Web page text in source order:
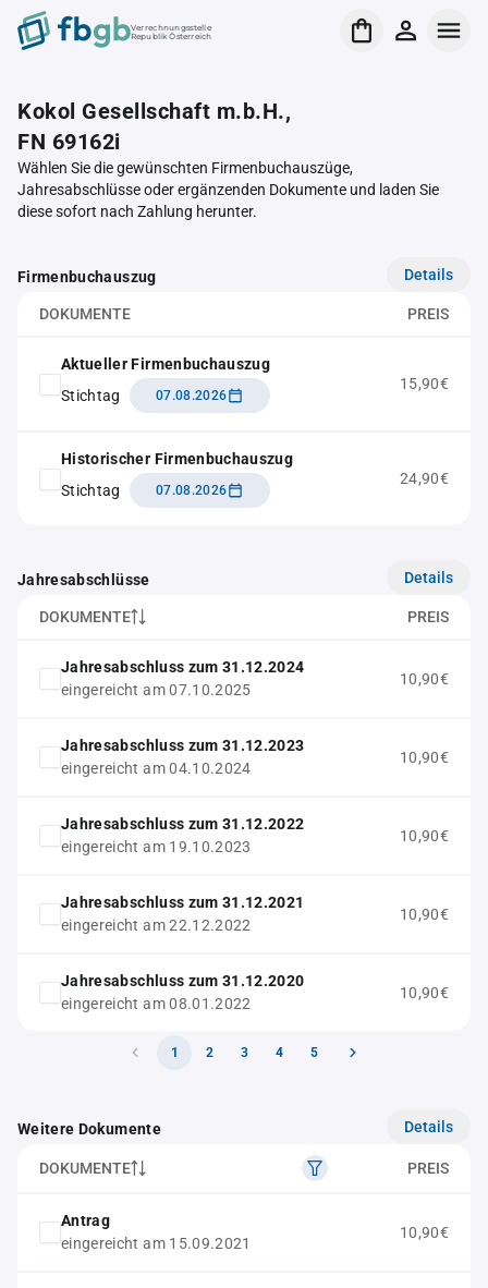
Verrechnungsstelle
Republik Österreich
Kokol Gesellschaft m.b.H.,
FN 69162i
Wählen Sie die gewünschten Firmenbuchauszüge,
Jahresabschlüsse oder ergänzenden Dokumente und laden Sie
diese sofort nach Zahlung herunter.
Firmenbuchauszug Details
DOKUMENTE PREIS
Aktueller Firmenbuchauszug
Stichtag
07.08.2026
15,90€
Historischer Firmenbuchauszug
Stichtag
07.08.2026
24,90€
Jahresabschlüsse Details
DOKUMENTE PREIS
Jahresabschluss zum 31.12.2024
eingereicht am 07.10.2025
10,90€
Jahresabschluss zum 31.12.2023
eingereicht am 04.10.2024
10,90€
Jahresabschluss zum 31.12.2022
eingereicht am 19.10.2023
10,90€
Jahresabschluss zum 31.12.2021
eingereicht am 22.12.2022
10,90€
Jahresabschluss zum 31.12.2020
eingereicht am 08.01.2022
10,90€
1 2 3 4 5
Weitere Dokumente Details
DOKUMENTE PREIS
Antrag
eingereicht am 15.09.2021
10,90€